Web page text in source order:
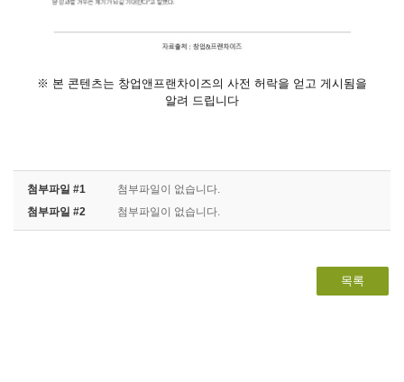
※ 본 콘텐츠는 창업앤프랜차이즈의 사전 허락을 얻고 게시됨을
알려 드립니다
첨부파일 #1
첨부파일이 없습니다.
첨부파일 #2
첨부파일이 없습니다.
목록